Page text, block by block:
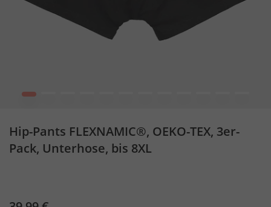
1
Hip-Pants FLEXNAMIC®, OEKO-TEX, 3er-
Pack, Unterhose, bis 8XL